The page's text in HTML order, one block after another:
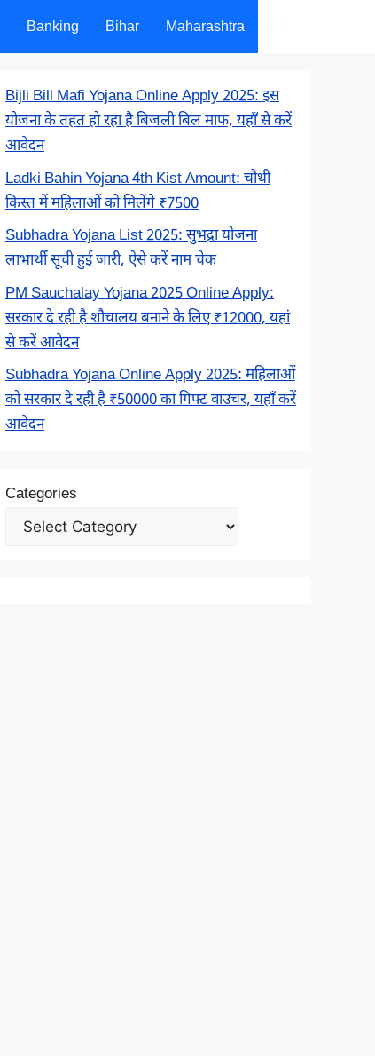
Banking Bihar Maharashtra
Bijli Bill Mafi Yojana Online Apply 2025: इस
योजना के तहत हो रहा है बिजली बिल माफ, यहाँ से करें
आवेदन
Ladki Bahin Yojana 4th Kist Amount: चौथी
किस्त में महिलाओं को मिलेंगे ₹7500
Subhadra Yojana List 2025: सुभद्रा योजना
लाभार्थी सूची हुई जारी, ऐसे करें नाम चेक
PM Sauchalay Yojana 2025 Online Apply:
सरकार दे रही है शौचालय बनाने के लिए ₹12000, यहां
से करें आवेदन
Subhadra Yojana Online Apply 2025: महिलाओं
को सरकार दे रही है ₹50000 का गिफ्ट वाउचर, यहाँ करें
आवेदन
Categories